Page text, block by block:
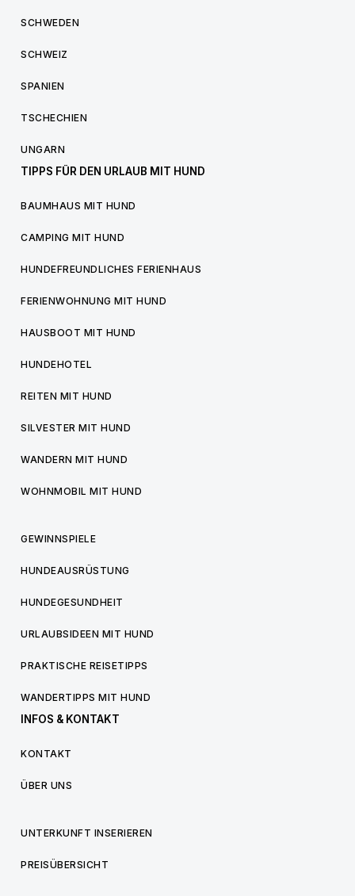
SCHWEDEN
SCHWEIZ
SPANIEN
TSCHECHIEN
UNGARN
TIPPS FÜR DEN URLAUB MIT HUND
BAUMHAUS MIT HUND
CAMPING MIT HUND
HUNDEFREUNDLICHES FERIENHAUS
FERIENWOHNUNG MIT HUND
HAUSBOOT MIT HUND
HUNDEHOTEL
REITEN MIT HUND
SILVESTER MIT HUND
WANDERN MIT HUND
WOHNMOBIL MIT HUND
GEWINNSPIELE
HUNDEAUSRÜSTUNG
HUNDEGESUNDHEIT
URLAUBSIDEEN MIT HUND
PRAKTISCHE REISETIPPS
WANDERTIPPS MIT HUND
INFOS & KONTAKT
KONTAKT
ÜBER UNS
UNTERKUNFT INSERIEREN
PREISÜBERSICHT